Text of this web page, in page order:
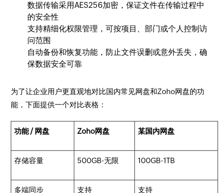
数据传输采用AES256加密，保证文件在传输过程中
的安全性
支持精细化权限管理，可按项目、部门或个人控制访
问范围
自动备份和恢复功能，防止文件误删或意外丢失，确
保数据安全可靠
为了让企业用户更直观地对比国内常见网盘和Zoho网盘的功
能，下面提供一个对比表格：
功能 / 网盘 Zoho网盘 某国内网盘
存储容量 500GB-无限 100GB-1TB
多端同步 支持 支持